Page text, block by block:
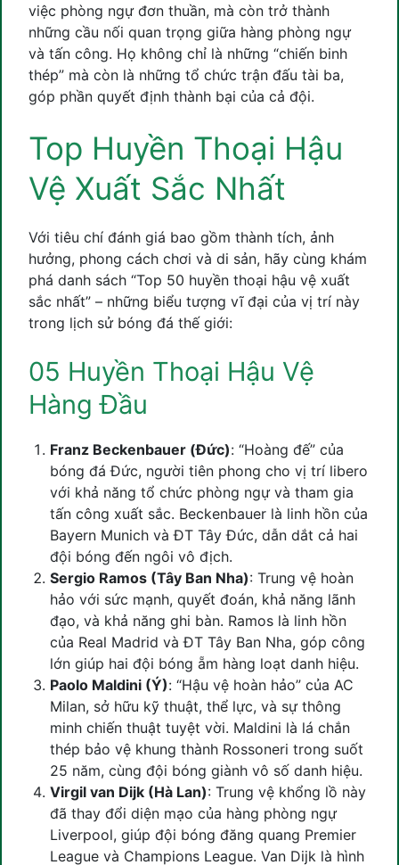
việc phòng ngự đơn thuần, mà còn trở thành
những cầu nối quan trọng giữa hàng phòng ngự
và tấn công. Họ không chỉ là những “chiến binh
thép” mà còn là những tổ chức trận đấu tài ba,
góp phần quyết định thành bại của cả đội.
Top Huyền Thoại Hậu
Vệ Xuất Sắc Nhất
Với tiêu chí đánh giá bao gồm thành tích, ảnh
hưởng, phong cách chơi và di sản, hãy cùng khám
phá danh sách “Top 50 huyền thoại hậu vệ xuất
sắc nhất” – những biểu tượng vĩ đại của vị trí này
trong lịch sử bóng đá thế giới:
05 Huyền Thoại Hậu Vệ
Hàng Đầu
Franz Beckenbauer (Đức): “Hoàng đế” của
bóng đá Đức, người tiên phong cho vị trí libero
với khả năng tổ chức phòng ngự và tham gia
tấn công xuất sắc. Beckenbauer là linh hồn của
Bayern Munich và ĐT Tây Đức, dẫn dắt cả hai
đội bóng đến ngôi vô địch.
Sergio Ramos (Tây Ban Nha): Trung vệ hoàn
hảo với sức mạnh, quyết đoán, khả năng lãnh
đạo, và khả năng ghi bàn. Ramos là linh hồn
của Real Madrid và ĐT Tây Ban Nha, góp công
lớn giúp hai đội bóng ẵm hàng loạt danh hiệu.
Paolo Maldini (Ý): “Hậu vệ hoàn hảo” của AC
Milan, sở hữu kỹ thuật, thể lực, và sự thông
minh chiến thuật tuyệt vời. Maldini là lá chắn
thép bảo vệ khung thành Rossoneri trong suốt
25 năm, cùng đội bóng giành vô số danh hiệu.
Virgil van Dijk (Hà Lan): Trung vệ khổng lồ này
đã thay đổi diện mạo của hàng phòng ngự
Liverpool, giúp đội bóng đăng quang Premier
League và Champions League. Van Dijk là hình